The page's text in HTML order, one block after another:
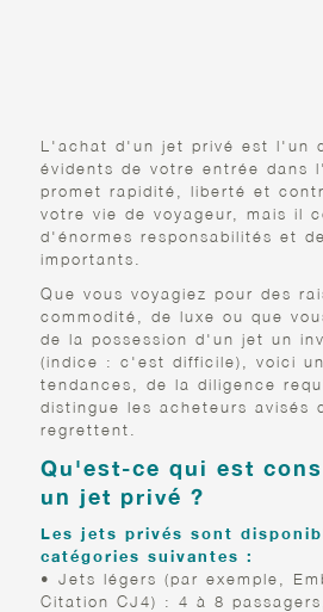
L'achat d'un jet privé est l'un
évidents de votre entrée dans
promet rapidité, liberté et
votre vie de voyageur, mais il
d'énormes responsabilités et
importants.
Que vous voyagiez pour des
commodité, de luxe ou que
de la possession d'un jet un
(indice : c'est difficile), voici
tendances, de la diligence
distingue les acheteurs avisés
regrettent.
Qu'est-ce qui est
un jet privé ?
Les jets privés sont
catégories suivantes :
• Jets légers (par exemple,
Citation CJ4) : 4 à 8